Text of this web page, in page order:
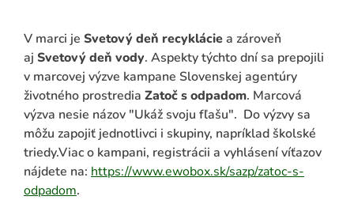
V marci je Svetový deň recykláciea zároveň
aj Svetový deň vody. Aspekty týchto dní sa prepojili
v marcovej výzve kampane Slovenskej agentúry
životného prostredia Zatoč s odpadom. Marcová
výzva nesie názov "Ukáž svoju fľašu". Do výzvy sa
môžu zapojiť jednotlivci i skupiny, napríklad školské
triedy.Viac o kampani, registrácii a vyhlásení víťazov
nájdete na: https://www.ewobox.sk/sazp/zatoc-s-
odpadom.